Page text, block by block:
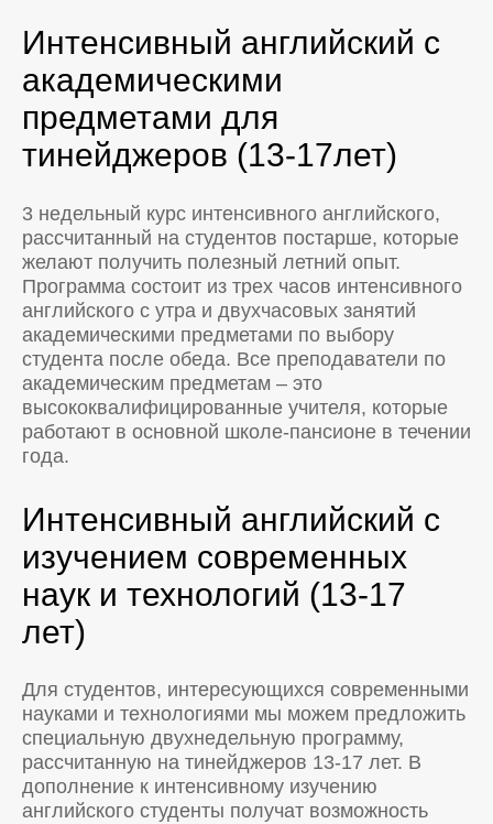
Интенсивный английский с
академическими
предметами для
тинейджеров (13-17лет)
3 недельный курс интенсивного английского,
рассчитанный на студентов постарше, которые
желают получить полезный летний опыт.
Программа состоит из трех часов интенсивного
английского с утра и двухчасовых занятий
академическими предметами по выбору
студента после обеда. Все преподаватели по
академическим предметам – это
высококвалифицированные учителя, которые
работают в основной школе-пансионе в течении
года.
Интенсивный английский с
изучением современных
наук и технологий (13-17
лет)
Для студентов, интересующихся современными
науками и технологиями мы можем предложить
специальную двухнедельную программу,
рассчитанную на тинейджеров 13-17 лет. В
дополнение к интенсивному изучению
английского студенты получат возможность